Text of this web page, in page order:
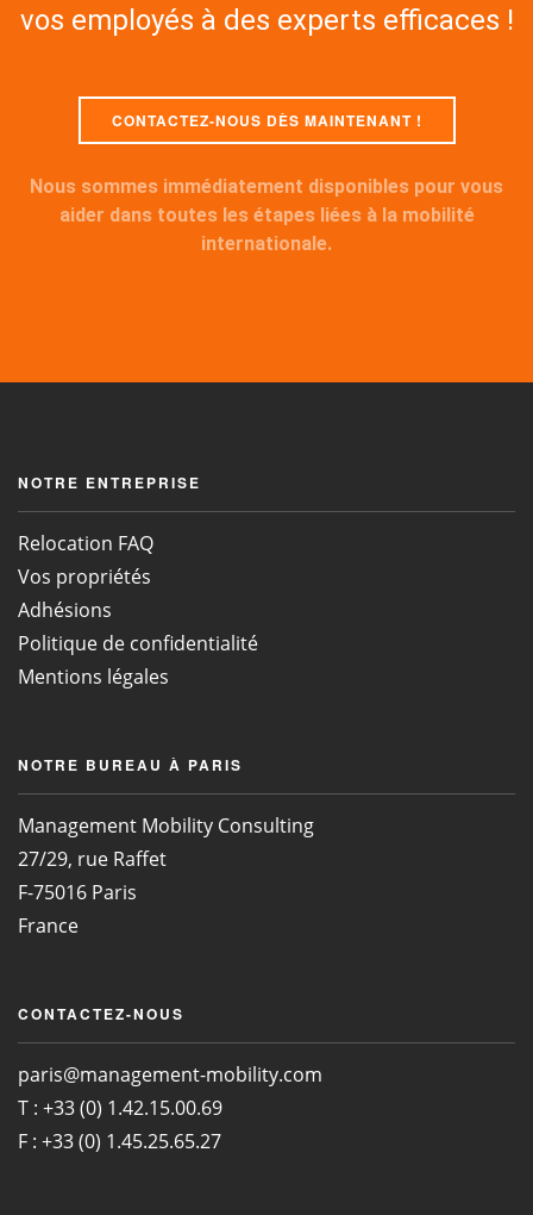
vos employés à des experts efficaces !
CONTACTEZ-NOUS DÈS MAINTENANT !
Nous sommes immédiatement disponibles pour vous
aider dans toutes les étapes liées à la mobilité
internationale.
NOTRE ENTREPRISE
Relocation FAQ
Vos propriétés
Adhésions
Politique de confidentialité
Mentions légales
NOTRE BUREAU À PARIS
Management Mobility Consulting
27/29, rue Raffet
F-75016 Paris
France
CONTACTEZ-NOUS
paris@management-mobility.com
T : +33 (0) 1.42.15.00.69
F : +33 (0) 1.45.25.65.27